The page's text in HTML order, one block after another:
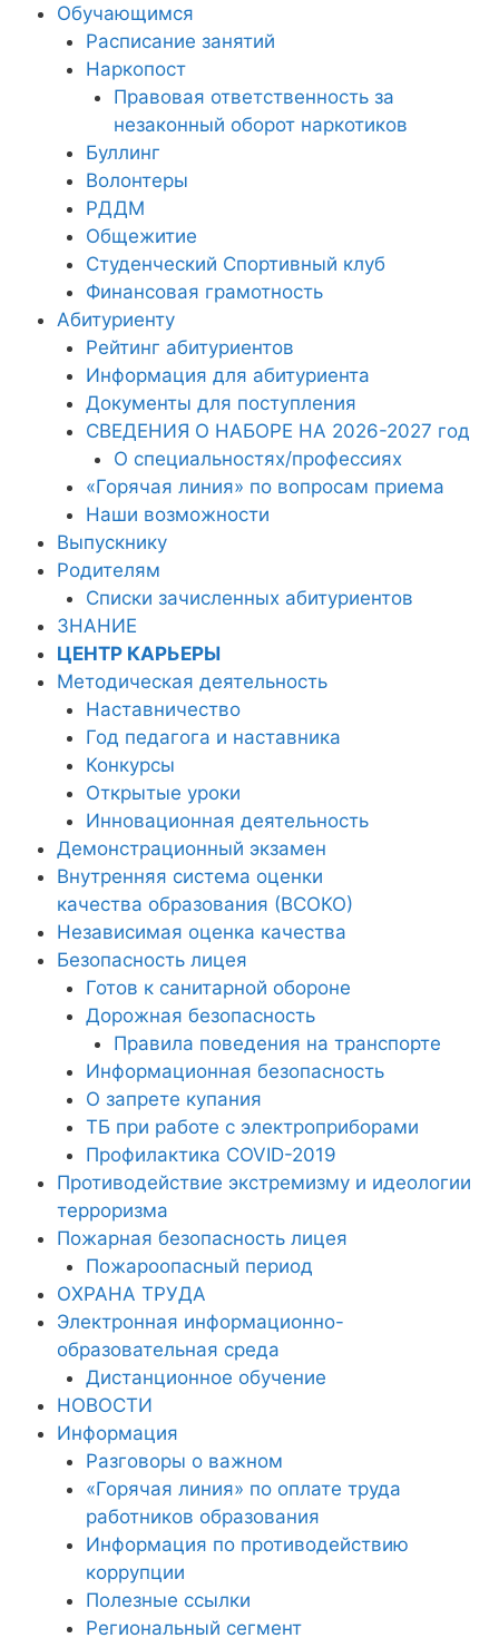
Обучающимся
Расписание занятий
Наркопост
Правовая ответственность за
незаконный оборот наркотиков
Буллинг
Волонтеры
РДДМ
Общежитие
Студенческий Спортивный клуб
Финансовая грамотность
Абитуриенту
Рейтинг абитуриентов
Информация для абитуриента
Документы для поступления
СВЕДЕНИЯ О НАБОРЕ НА 2026-2027 год
О специальностях/профессиях
«Горячая линия» по вопросам приема
Наши возможности
Выпускнику
Родителям
Списки зачисленных абитуриентов
ЗНАНИЕ
ЦЕНТР КАРЬЕРЫ
Методическая деятельность
Наставничество
Год педагога и наставника
Конкурсы
Открытые уроки
Инновационная деятельность
Демонстрационный экзамен
Внутренняя система оценки
качества образования (ВСОКО)
Независимая оценка качества
Безопасность лицея
Готов к санитарной обороне
Дорожная безопасность
Правила поведения на транспорте
Информационная безопасность
О запрете купания
ТБ при работе с электроприборами
Профилактика COVID-2019
Противодействие экстремизму и идеологии
терроризма
Пожарная безопасность лицея
Пожароопасный период
ОХРАНА ТРУДА
Электронная информационно-
образовательная среда
Дистанционное обучение
НОВОСТИ
Информация
Разговоры о важном
«Горячая линия» по оплате труда
работников образования
Информация по противодействию
коррупции
Полезные ссылки
Региональный сегмент